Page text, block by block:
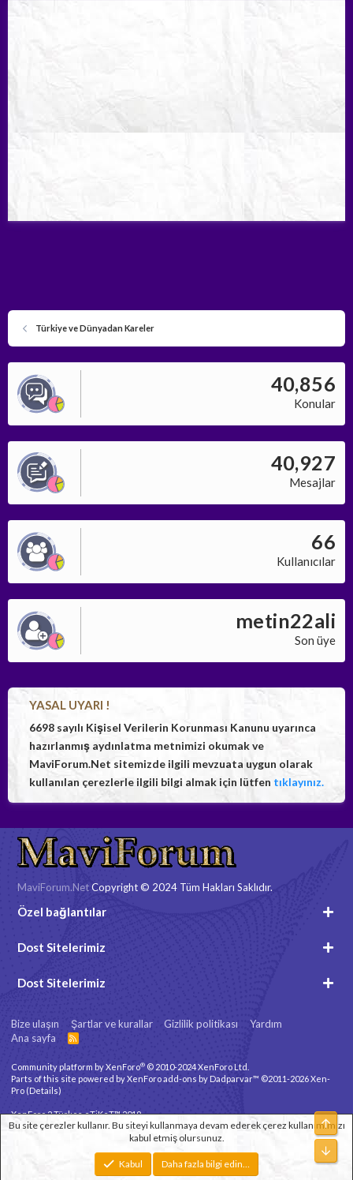
Türkiye ve Dünyadan Kareler
40,856
Konular
40,927
Mesajlar
66
Kullanıcılar
metin22ali
Son üye
YASAL UYARI !
6698 sayılı Kişisel Verilerin Korunması Kanunu uyarınca
hazırlanmış aydınlatma metnimizi okumak ve
MaviForum.Net sitemizde ilgili mevzuata uygun olarak
kullanılan çerezlerle ilgili bilgi almak için lütfen tıklayınız.
MaviForum.NetCopyright © 2024 Tüm Hakları Saklıdır.
Özel bağlantılar
Dost Sitelerimiz
Dost Sitelerimiz
Bize ulaşın Şartlar ve kurallar Gizlilik politikası
Yardım
Ana sayfa
R
Community platform by XenForo® © 2010-2024 XenForo Ltd.
Parts of this site powered byXenForo add-ons by Dadparvar™ ©2011-2026Xen-
Pro (Details)
XenForo 2 Türkçe eTiKeT™ 2019
© by ©XenTR
Toplam sorgu Toplam zaman
En fazla bellek
Bu site çerezler kullanır. Bu siteyi kullanmaya devam ederek çerez kullanımımızı
kabul etmiş olursunuz.
Kabul Daha fazla bilgi edin…
Üst
Alt